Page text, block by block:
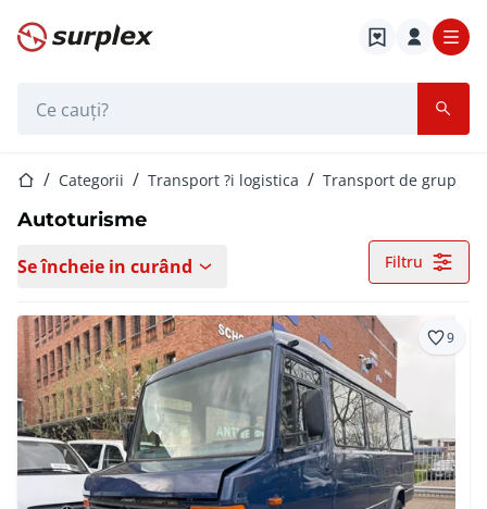
Pagina de start
Pagina de start
Categorii Transport ?i logistica Transport de grup
Autoturisme
Se încheie in curând Filtru
9